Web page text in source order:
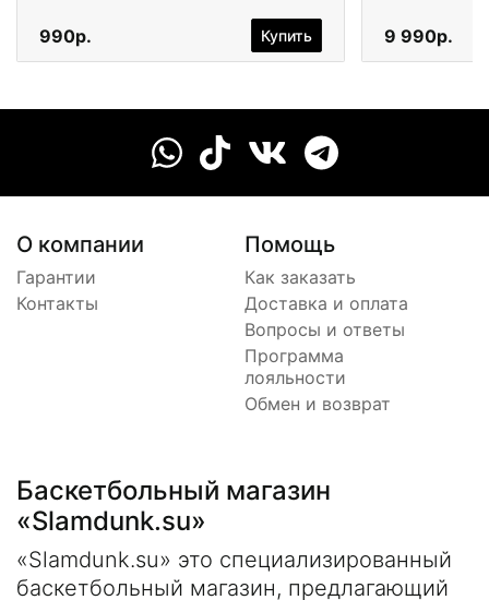
990р. Купить 9 990р.
О компании
Гарантии
Контакты
Помощь
Как заказать
Доставка и оплата
Вопросы и ответы
Программа
лояльности
Обмен и возврат
Баскетбольный магазин
«Slamdunk.su»
«Slamdunk.su» это специализированный
баскетбольный магазин, предлагающий